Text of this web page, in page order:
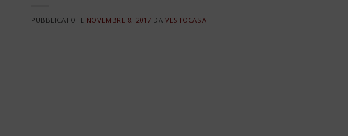
PUBBLICATO IL NOVEMBRE 8, 2017 DAVESTOCASA